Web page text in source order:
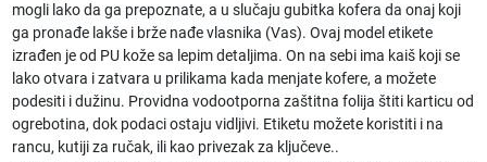
mogli lako da ga prepoznate, a u slučaju gubitka kofera da onaj koji
ga pronađe lakše i brže nađe vlasnika (Vas). Ovaj model etikete
izrađen je od PU kože sa lepim detaljima. On na sebi ima kaiš koji se
lako otvara i zatvara u prilikama kada menjate kofere, a možete
podesiti i dužinu. Providna vodootporna zaštitna folija štiti karticu od
ogrebotina, dok podaci ostaju vidljivi. Etiketu možete koristiti i na
rancu, kutiji za ručak, ili kao privezak za ključeve..